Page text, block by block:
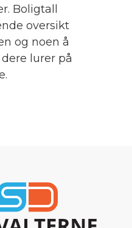
Boligtall
oversikt
og noen å
lurer på